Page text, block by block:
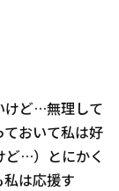
けど…無理して
おいて私は好
ど…）とにかく
は応援す